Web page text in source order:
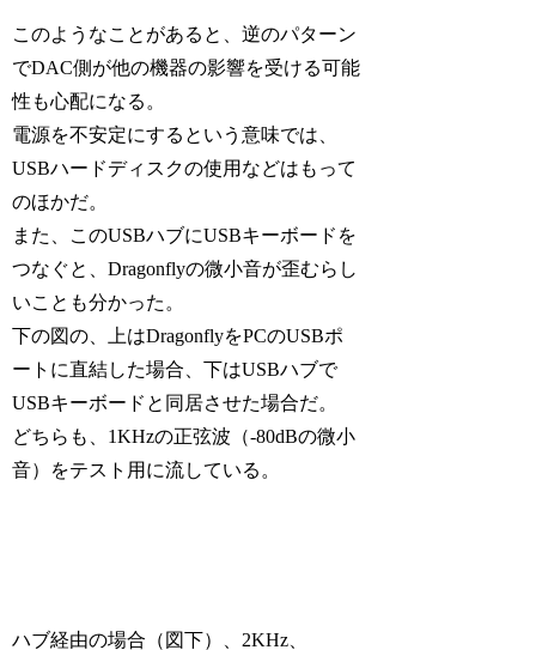
このようなことがあると、逆のパターン
でDAC側が他の機器の影響を受ける可能
性も心配になる。
電源を不安定にするという意味では、
USBハードディスクの使用などはもって
のほかだ。
また、このUSBハブにUSBキーボードを
つなぐと、Dragonflyの微小音が歪むらし
いことも分かった。
下の図の、上はDragonflyをPCのUSBポ
ートに直結した場合、下はUSBハブで
USBキーボードと同居させた場合だ。
どちらも、1KHzの正弦波（-80dBの微小
音）をテスト用に流している。
ハブ経由の場合（図下）、2KHz、